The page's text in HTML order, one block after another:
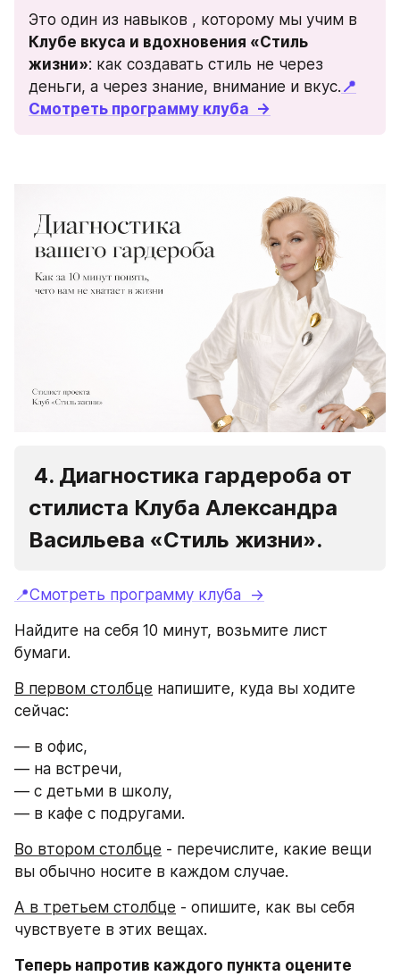
Клубе вкуса и вдохновения «Стиль
жизни»: как создавать стиль не через
деньги, а через знание, внимание и вкус. 📍
Смотреть программу клуба  →
стилиста Клуба Александра
Васильева «Стиль жизни».
📍Смотреть программу клуба  →
Найдите на себя 10 минут, возьмите лист
бумаги.
В первом столбце напишите, куда вы ходите
сейчас:
— в офис,
— на встречи,
— с детьми в школу,
— в кафе с подругами.
Во втором столбце - перечислите, какие вещи
вы обычно носите в каждом случае.
А в третьем столбце - опишите, как вы себя
чувствуете в этих вещах.
Теперь напротив каждого пункта оцените